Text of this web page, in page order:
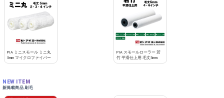
PIA ミニスモール ミニ丸
5mm マイクロファイバー
PIA スモールローラー 若
竹 平滑仕上用 毛丈5mm
NEW ITEM
新掲載商品 刷毛